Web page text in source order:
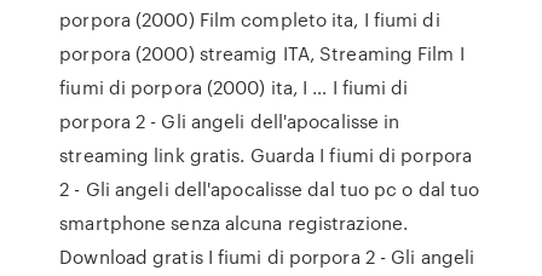
porpora (2000) Film completo ita, I fiumi di
porpora (2000) streamig ITA, Streaming Film I
fiumi di porpora (2000) ita, I … I fiumi di
porpora 2 - Gli angeli dell'apocalisse in
streaming link gratis. Guarda I fiumi di porpora
2 - Gli angeli dell'apocalisse dal tuo pc o dal tuo
smartphone senza alcuna registrazione.
Download gratis I fiumi di porpora 2 - Gli angeli